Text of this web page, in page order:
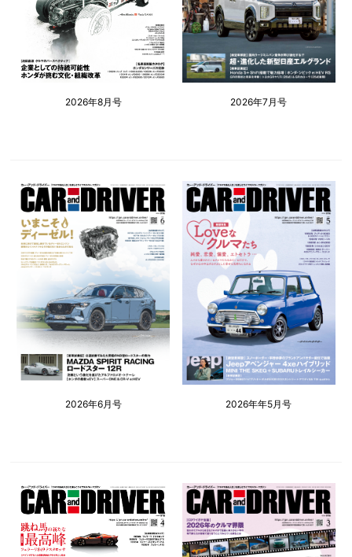
2026年8月号 2026年7月号
2026年6月号 2026年年5月号